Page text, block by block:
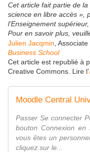
Cet article fait partie de
science en libre accès »,
l’Enseignement
Pour en savoir plus,
Julien Jacqmin ,
Business School
Cet article est republié à
Creative Commons. Lire l’
Moodle Central
Passer Se connecter
bouton Connexion
vous êtes un
cliquez sur le...